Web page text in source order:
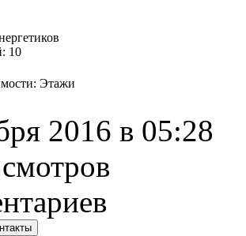
: 10
: Этажи
2016 в 05:28